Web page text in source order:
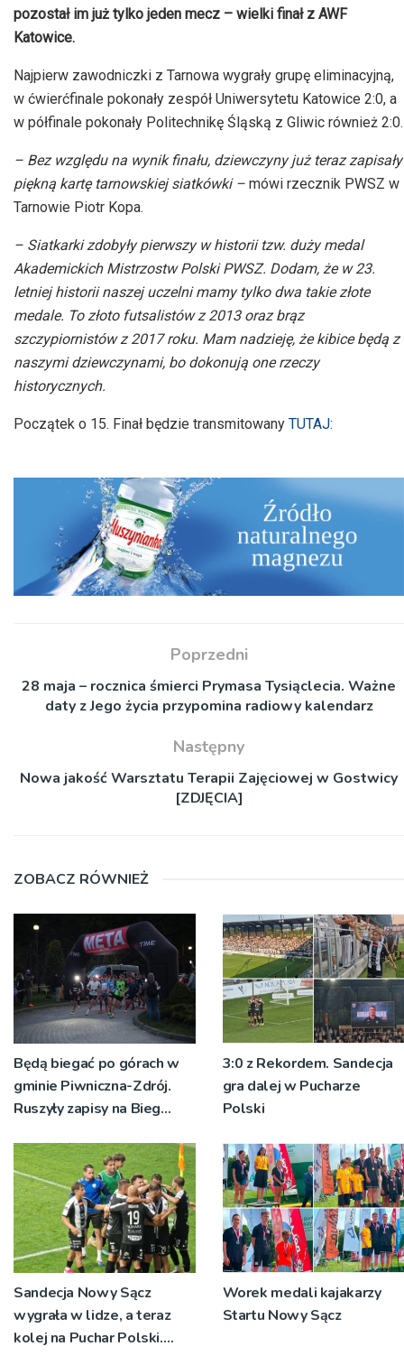
pozostał im już tylko jeden mecz – wielki finał z AWF
Katowice.
Najpierw zawodniczki z Tarnowa wygrały grupę eliminacyjną,
w ćwierćfinale pokonały zespół Uniwersytetu Katowice 2:0, a
w półfinale pokonały Politechnikę Śląską z Gliwic również 2:0.
– Bez względu na wynik finału, dziewczyny już teraz zapisały
piękną kartę tarnowskiej siatkówki – mówi rzecznik PWSZ w
Tarnowie Piotr Kopa.
– Siatkarki zdobyły pierwszy w historii tzw. duży medal
Akademickich Mistrzostw Polski PWSZ. Dodam, że w 23.
letniej historii naszej uczelni mamy tylko dwa takie złote
medale. To złoto futsalistów z 2013 oraz brąz
szczypiornistów z 2017 roku. Mam nadzieję, że kibice będą z
naszymi dziewczynami, bo dokonują one rzeczy
historycznych.
Początek o 15. Finał będzie transmitowany TUTAJ:
Poprzedni
28 maja – rocznica śmierci Prymasa Tysiąclecia. Ważne
daty z Jego życia przypomina radiowy kalendarz
Następny
Nowa jakość Warsztatu Terapii Zajęciowej w Gostwicy
[ZDJĘCIA]
ZOBACZ RÓWNIEŻ
Będą biegać po górach w
gminie Piwniczna-Zdrój.
Ruszyły zapisy na Bieg
3:0 z Rekordem. Sandecja
gra dalej w Pucharze
Polski
Sandecja Nowy Sącz
wygrała w lidze, a teraz
kolej na Puchar Polski.
Worek medali kajakarzy
Startu Nowy Sącz